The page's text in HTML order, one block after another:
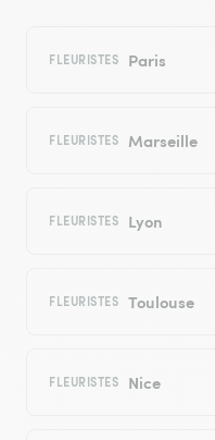
FLEURISTES Paris
FLEURISTES Marseille
FLEURISTES Lyon
FLEURISTES Toulouse
FLEURISTES Nice